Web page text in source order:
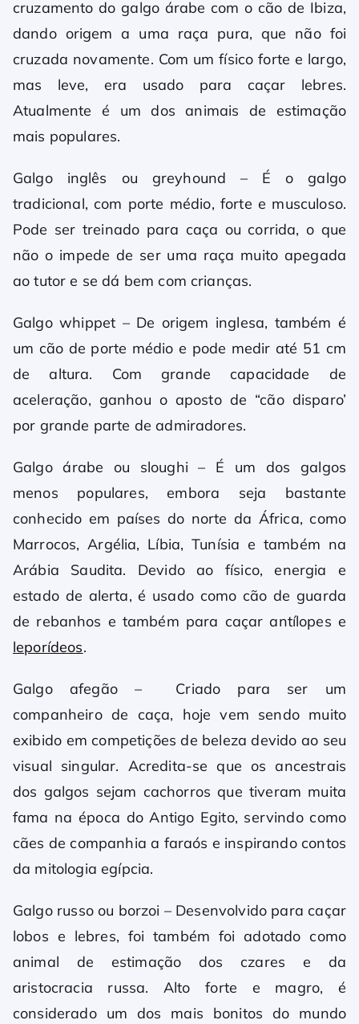
cruzamento do galgo árabe com o cão de Ibiza,
dando origem a uma raça pura, que não foi
cruzada novamente. Com um físico forte e largo,
mas leve, era usado para caçar lebres.
Atualmente é um dos animais de estimação
mais populares.
Galgo inglês ou greyhound – É o galgo
tradicional, com porte médio, forte e musculoso.
Pode ser treinado para caça ou corrida, o que
não o impede de ser uma raça muito apegada
ao tutor e se dá bem com crianças.
Galgo whippet – De origem inglesa, também é
um cão de porte médio e pode medir até 51 cm
de altura. Com grande capacidade de
aceleração, ganhou o aposto de “cão disparo’
por grande parte de admiradores.
Galgo árabe ou sloughi – É um dos galgos
menos populares, embora seja bastante
conhecido em países do norte da África, como
Marrocos, Argélia, Líbia, Tunísia e também na
Arábia Saudita. Devido ao físico, energia e
estado de alerta, é usado como cão de guarda
de rebanhos e também para caçar antílopes e
leporídeos.
Galgo afegão – Criado para ser um
companheiro de caça, hoje vem sendo muito
exibido em competições de beleza devido ao seu
visual singular. Acredita-se que os ancestrais
dos galgos sejam cachorros que tiveram muita
fama na época do Antigo Egito, servindo como
cães de companhia a faraós e inspirando contos
da mitologia egípcia.
Galgo russo ou borzoi – Desenvolvido para caçar
lobos e lebres, foi também foi adotado como
animal de estimação dos czares e da
aristocracia russa. Alto forte e magro, é
considerado um dos mais bonitos do mundo